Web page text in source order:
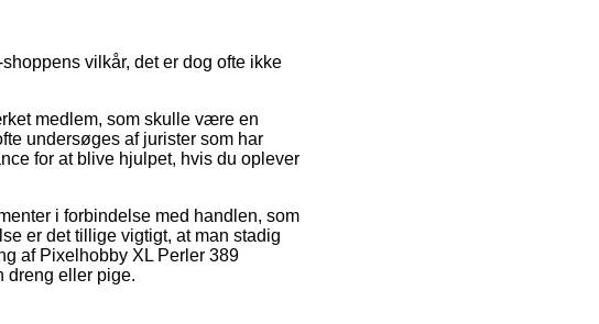
vilkår, det er dog ofte ikke
medlem, som skulle være en
undersøges af jurister som har
for at blive hjulpet, hvis du oplever
i forbindelse med handlen, som
er det tillige vigtigt, at man stadig
af Pixelhobby XL Perler 389
dreng eller pige.